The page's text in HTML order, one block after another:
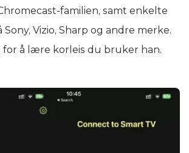
familien, samt enkelte
Vizio, Sharp og andre merke.
for å lære korleis du bruker han.